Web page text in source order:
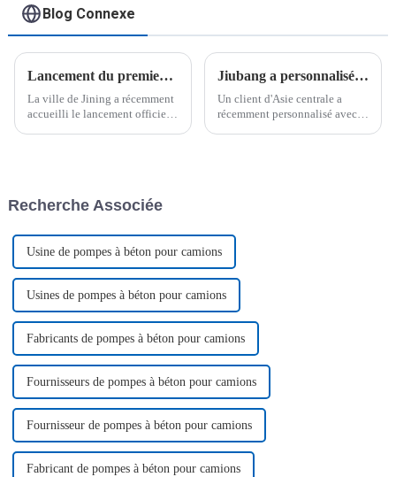
Blog Connexe
Lancement du premier concours de design industriel « Coupe du maire » de Jining
La ville de Jining a récemment
accueilli le lancement officiel
Jiubang a personnalisé avec succès un véhicule pour un client d'Asie centrale
Un client d'Asie centrale a
récemment personnalisé avec
Recherche Associée
Usine de pompes à béton pour camions
Usines de pompes à béton pour camions
Fabricants de pompes à béton pour camions
Fournisseurs de pompes à béton pour camions
Fournisseur de pompes à béton pour camions
Fabricant de pompes à béton pour camions